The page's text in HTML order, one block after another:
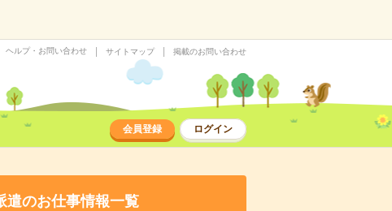
ヘルプ・お問い合わせ サイトマップ 掲載のお問い合わせ
会員登録 ログイン
遣のお仕事情報一覧